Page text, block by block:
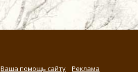
Ваша помощь сайту Реклама